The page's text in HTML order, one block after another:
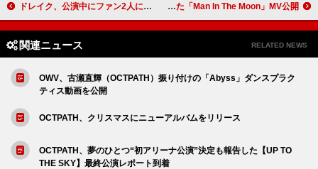
ドレイク、公演中にファン2人に約300万円ずつプレゼント コールドプレイ、シンガポールで撮影した「Man In The Moon」MV公開
関連ニュース RELATED NEWS
OWV、古瀬直輝（OCTPATH）振り付けの「Abyss」ダンスプラク
ティス動画を公開
OCTPATH、クリスマスにニューアルバムをリリース
OCTPATH、夢のひとつ“初アリーナ公演”決定も報告した【UP TO
THE SKY】最終公演レポート到着